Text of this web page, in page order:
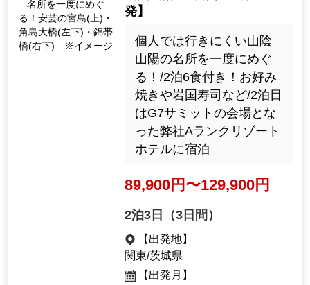
名所を一度にめぐ
る！安芸の宮島(上)・
角島大橋(左下)・錦帯
橋(右下) ※イメージ
at 15 points Dynamic San'in
個人では行きにくい山陰
山陽の名所を一度にめぐ
る！/2泊6食付き！お好み
焼きや岩国寿司など/2泊目
はG7サミットの会場とな
ホテルに宿泊
89,900yen ~ 129,900 ye
n
2night3days（3days）